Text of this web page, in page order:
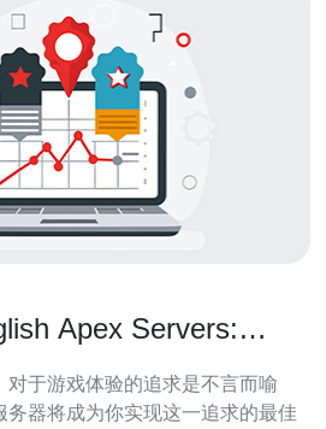
Apex Servers:
对于游戏体验的追求是不言而喻
务器将成为你实现这一追求的最佳